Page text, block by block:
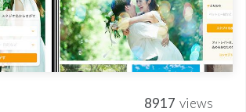
8917 views